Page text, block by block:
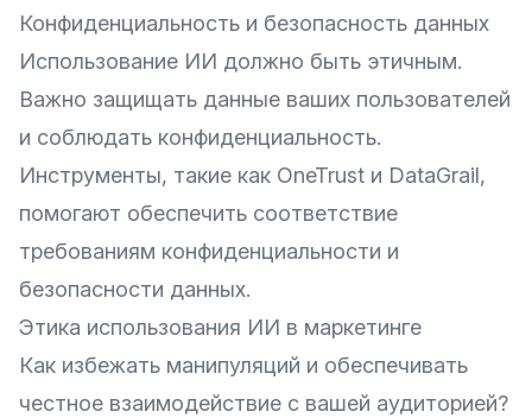
Конфиденциальность и безопасность данных
Использование ИИ должно быть этичным.
Важно защищать данные ваших пользователей
и соблюдать конфиденциальность.
Инструменты, такие как OneTrust и DataGrail,
помогают обеспечить соответствие
требованиям конфиденциальности и
безопасности данных.
Этика использования ИИ в маркетинге
Как избежать манипуляций и обеспечивать
честное взаимодействие с вашей аудиторией?